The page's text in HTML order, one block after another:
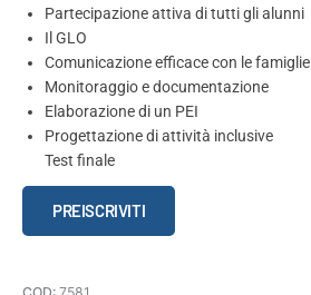
Partecipazione attiva di tutti gli alunni
Il GLO
Comunicazione efficace con le famiglie
Monitoraggio e documentazione
Elaborazione di un PEI
Progettazione di attività inclusive
Test finale
l'inclusione:
PREISCRIVITI